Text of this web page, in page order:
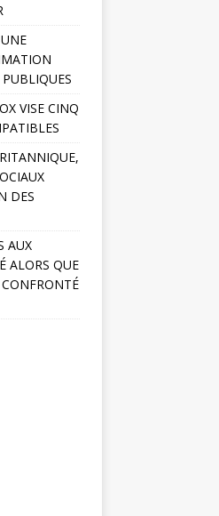
PUBLIQUES
VISE CINQ
DES
AUX
ALORS QUE